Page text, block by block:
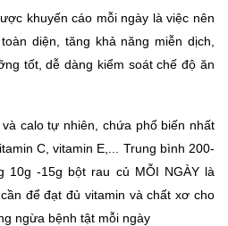
khuyến cáo mỗi ngày là việc nên
diện, tăng khả năng miễn dịch,
tốt, dễ dàng kiểm soát chế độ ăn
calo tự nhiên, chứa phổ biến nhất
C, vitamin E,... Trung bình 200-
10g -15g bột rau củ MỖI NGÀY là
để đạt đủ vitamin và chất xơ cho
ngừa bệnh tật mỗi ngày